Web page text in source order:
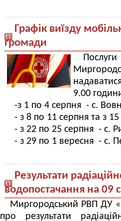
Графік виїзду
громади
9.00
-з 1 по 4 серпня - с.
- з 8 по 11 серпня та з
- з 22 по 25 серпня - с.
- з 29 по 1 вересня - с.
Результати
водопостачання на 09
Миргородський РВП ДУ
про результати